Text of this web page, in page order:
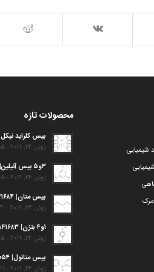
شیمیایی
مرک
محصولات تازه
بیس کلراید نیکل ۲| ۸۱۸۱۵۸
ژوئن 24, 2019 - 12:55 ب.ظ
۳و۵ بیس آنیلین| ۸۴۱۱۴۴
ژوئن 24, 2019 - 12:45 ب.ظ
بیس متان| ۸۴۱۶۸۴
ژوئن 24, 2019 - 12:31 ب.ظ
۱و۴ بنزن| ۸۴۱۶۸۳
ژوئن 24, 2019 - 12:25 ب.ظ
بیس متانول| ۸۴۰۰۵۴
ژوئن 24, 2019 - 12:19 ب.ظ